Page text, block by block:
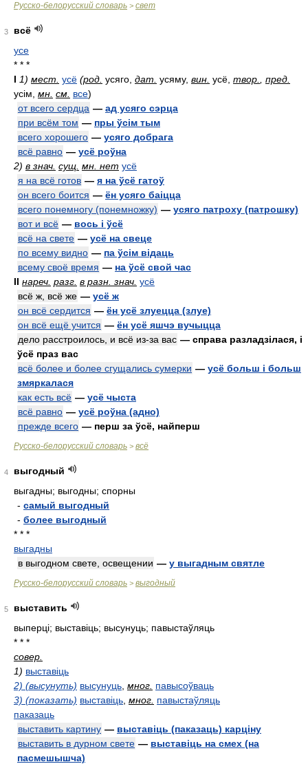
Русско-белорусский словарь > свет
3
всё
усе
* * *
I 1) мест. усё (род. усяго, дат. усяму, вин. усё, твор.
пред.
усім, мн. см. все)
от всего сердца — ад усяго сэрца
при всём том — пры ўсім тым
всего хорошего — усяго добрага
всё равно — усё роўна
2) в знач. сущ. мн. нет усё
я на всё готов — я на ўсё гатоў
он всего боится — ён усяго баіцца
всего понемногу (понемножку) — усяго патроху (патрошку)
вот и всё — вось і ўсё
всё на свете — усё на свеце
по всему видно — па ўсім відаць
всему своё время — на ўсё свой час
II нареч. разг. в разн. знач. усё
всё ж, всё же — усё ж
он всё сердится — ён усё злуецца (злуе)
он всё ещё учится — ён усё яшчэ вучыцца
дело расстроилось, и всё из-за вас — справа разладзілася, і
ўсё праз вас
всё более и более сгущались сумерки — усё больш і больш
змяркалася
как есть всё — усё чыста
всё равно — усё роўна (адно)
прежде всего — перш за ўсё, найперш
Русско-белорусский словарь > всё
4
выгодный
выгадны; выгодны; спорны
- самый выгодный
- более выгодный
* * *
выгадны
в выгодном свете, освещении — у выгадным святле
Русско-белорусский словарь > выгодный
5
выставить
выперці; выставіць; высунуць; павыстаўляць
* * *
совер.
1) выставіць
2) (высунуть) высунуць мног. павысоўваць
3) (показать) выставіць мног. павыстаўляць
паказаць
выставить картину — выставіць (паказаць) карціну
выставить в дурном свете — выставіць на смех (на
пасмешышча)